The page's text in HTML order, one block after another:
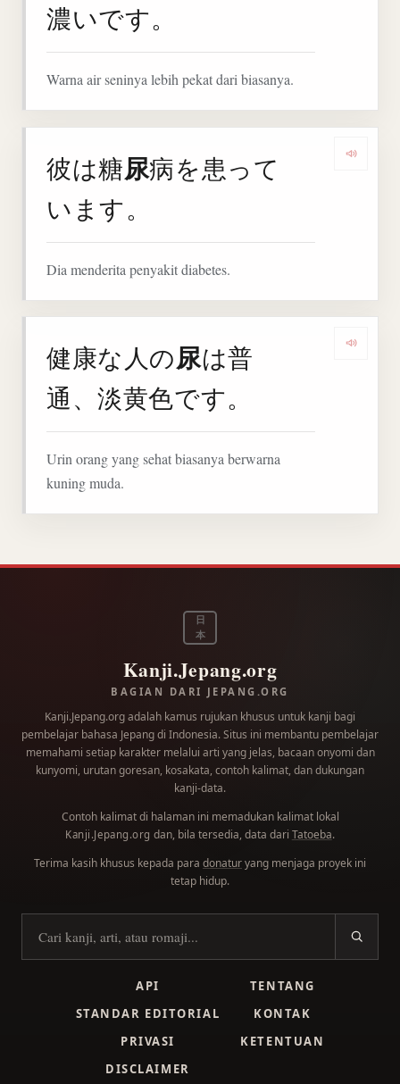
濃いです。
Warna air seninya lebih pekat dari biasanya.
彼は糖尿病を患って
います。
Dia menderita penyakit diabetes.
健康な人の尿は普
通、淡黄色です。
Urin orang yang sehat biasanya berwarna
kuning muda.
日
本
Kanji.Jepang.org
BAGIAN DARI JEPANG.ORG
Kanji.Jepang.org adalah kamus rujukan khusus untuk kanji bagi
pembelajar bahasa Jepang di Indonesia. Situs ini membantu pembelajar
memahami setiap karakter melalui arti yang jelas, bacaan onyomi dan
kunyomi, urutan goresan, kosakata, contoh kalimat, dan dukungan
kanji-data.
Contoh kalimat di halaman ini memadukan kalimat lokal
Kanji.Jepang.org dan, bila tersedia, data dari Tatoeba.
Terima kasih khusus kepada para donaturyang menjaga proyek ini
tetap hidup.
Cari kanji
API
TENTANG
STANDAR EDITORIAL
KONTAK
PRIVASI
KETENTUAN
DISCLAIMER